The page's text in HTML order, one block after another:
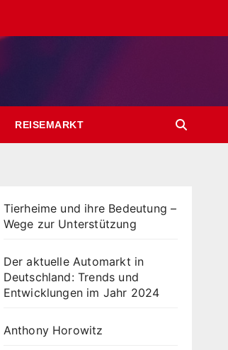
REISEMARKT
Tierheime und ihre Bedeutung –
Wege zur Unterstützung
Der aktuelle Automarkt in
Deutschland: Trends und
Entwicklungen im Jahr 2024
Anthony Horowitz